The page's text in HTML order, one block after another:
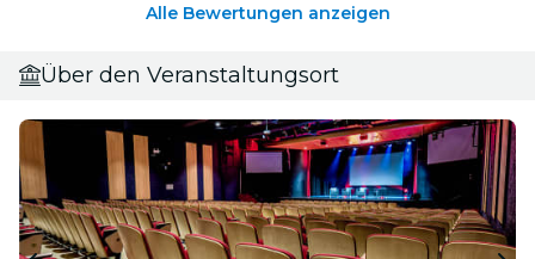
Alle Bewertungen anzeigen
Über den Veranstaltungsort